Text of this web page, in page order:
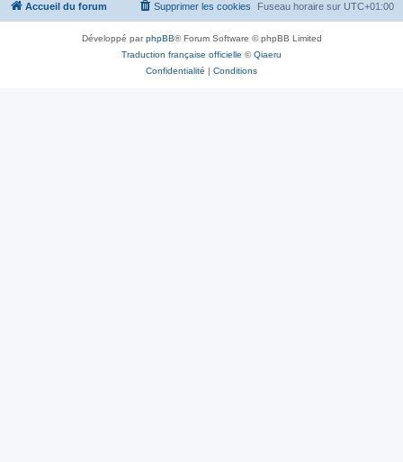
Accueil du forum Fuseau horaire sur UTC+01:00
Supprimer les cookies
Développé parphpBB® Forum Software © phpBB Limited
Traduction française officielle ©Qiaeru
Confidentialité | Conditions